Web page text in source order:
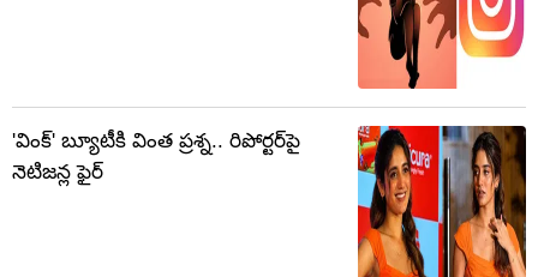
'వింక్' బ్యూటీకి వింత ప్రశ్న.. రిపోర్టర్‌పై
నెటిజన్ల ఫైర్